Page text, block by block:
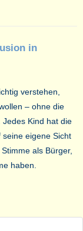
in
verstehen,
– ohne die
Kind hat die
eigene Sicht
als Bürger,
haben.